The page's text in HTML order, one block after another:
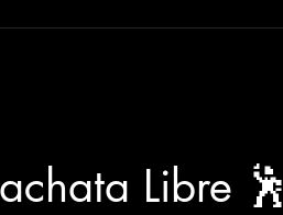
Libre 🕺